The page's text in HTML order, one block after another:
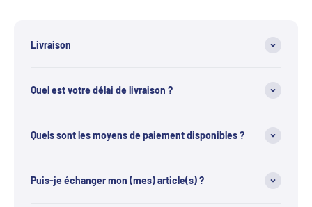
Livraison
Quel est votre délai de livraison ?
Quels sont les moyens de paiement disponibles ?
Puis-je échanger mon (mes) article(s) ?